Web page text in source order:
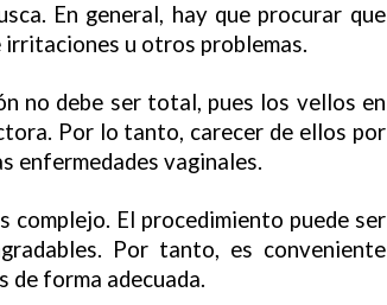
En general, hay que procurar que
u otros problemas.
no debe ser total, pues los vellos en
Por lo tanto, carecer de ellos por
enfermedades vaginales.
complejo. El procedimiento puede ser
Por tanto, es conveniente
de forma adecuada.